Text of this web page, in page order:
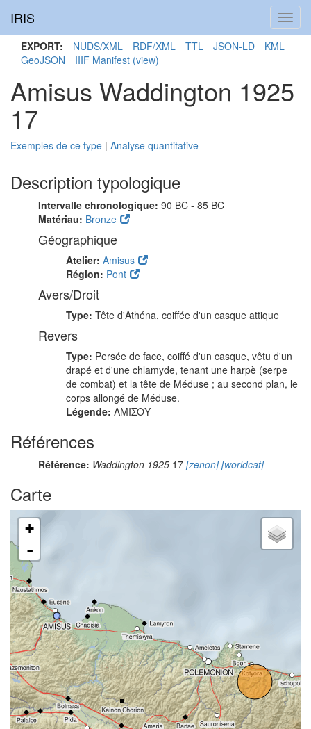
IRIS
EXPORT: NUDS/XML RDF/XML TTL JSON-LD
KML
GeoJSON
IIIF Manifest (view)
Amisus Waddington 1925
17
Exemples de ce type | Analyse quantitative
Description typologique
Intervalle chronologique: 90 BC - 85 BC
Matériau: Bronze
Géographique
Atelier: Amisus
Région: Pont
Avers/Droit
Type: Tête d'Athéna, coiffée d'un casque attique
Revers
Type: Persée de face, coiffé d'un casque, vêtu d'un
drapé et d'une chlamyde, tenant une harpè (serpe
de combat) et la tête de Méduse ; au second plan, le
corps allongé de Méduse.
Légende: ΑΜΙΣΟΥ
Références
Référence: Waddington 1925 17 [zenon][worldcat]
Carte
+
-